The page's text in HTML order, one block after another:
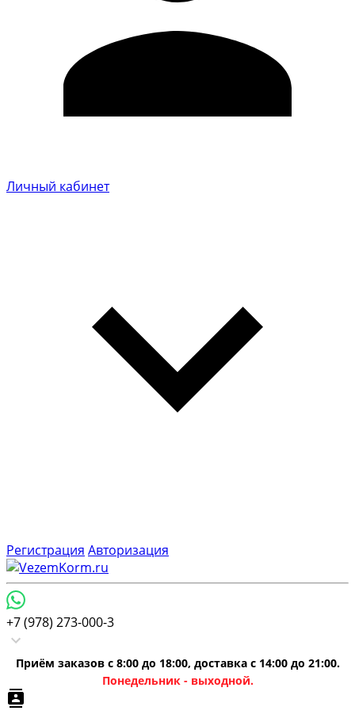
Личный кабинет
Регистрация Авторизация
+7 (978) 273-000-3
Приём заказов с 8:00 до 18:00, доставка с 14:00 до 21:00.
Понедельник - выходной.